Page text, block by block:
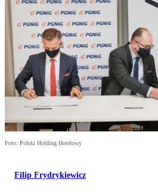
Foto: Polski Holding Hotelowy
Filip Frydrykiewicz